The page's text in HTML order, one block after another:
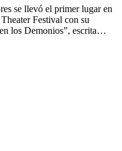
Festival con su
los Demonios”, escrita…